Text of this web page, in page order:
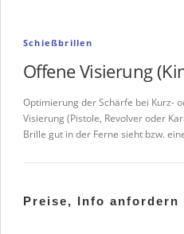
Schießbrillen
Offene Visierung
Optimierung der Schärfe bei Kurz-
Visierung (Pistole, Revolver oder
Brille gut in der Ferne sieht bzw.
Preise, Info anfordern